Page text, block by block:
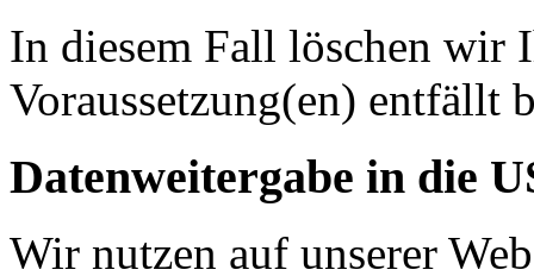
In diesem Fall löschen wir
Voraussetzung(en) entfällt
Datenweitergabe in die
Wir nutzen auf unserer